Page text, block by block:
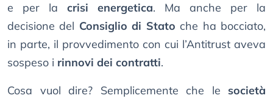
e per la crisi energetica. Ma anche per la
decisione del Consiglio di Stato che ha bocciato,
in parte, il provvedimento con cui l’Antitrust aveva
sospeso i rinnovi dei contratti.
Cosa vuol dire? Semplicemente che le società